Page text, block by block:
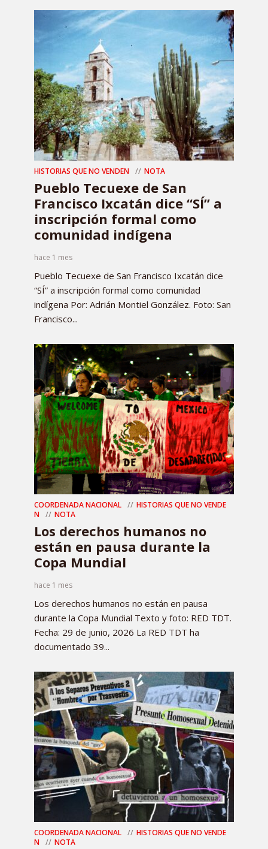
HISTORIAS QUE NO VENDEN NOTA
Pueblo Tecuexe de San
Francisco Ixcatán dice “SÍ” a
inscripción formal como
comunidad indígena
hace 1 mes
Pueblo Tecuexe de San Francisco Ixcatán dice
“SÍ” a inscripción formal como comunidad
indígena Por: Adrián Montiel González. Foto: San
Francisco...
COORDENADA NACIONAL
HISTORIAS QUE NO VENDE
N
NOTA
Los derechos humanos no
están en pausa durante la
Copa Mundial
hace 1 mes
Los derechos humanos no están en pausa
durante la Copa Mundial Texto y foto: RED TDT.
Fecha: 29 de junio, 2026 La RED TDT ha
documentado 39...
COORDENADA NACIONAL
HISTORIAS QUE NO VENDE
N
NOTA